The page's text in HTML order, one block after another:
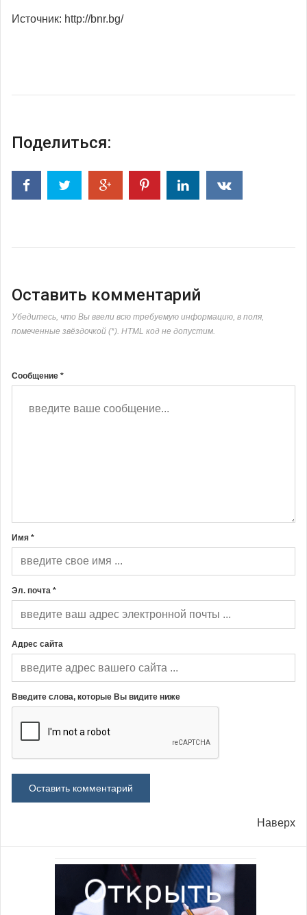
Источник: http://bnr.bg/
Поделиться:
Оставить комментарий
Убедитесь, что Вы ввели всю требуемую информацию, в поля,
помеченные звёздочкой (*). HTML код не допустим.
Сообщение *
Имя *
Эл. почта *
Адрес сайта
Введите слова, которые Вы видите ниже
Наверх